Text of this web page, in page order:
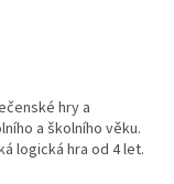
hry a
a školního věku.
logická hra od 4 let.